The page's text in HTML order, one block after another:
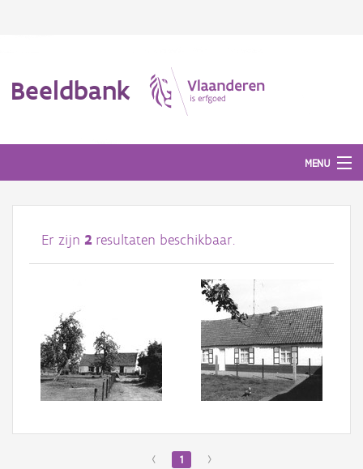
Beeldbank
MENU
Afbeeldingen
#BeeldIndeKijker
Over ons
Aanmelden
Er zijn 2 resultaten beschikbaar.
‹ 1 ›